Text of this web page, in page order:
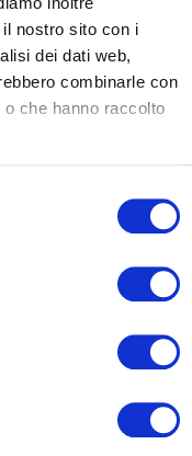
nostro sito con i
dei dati web,
combinarle con
che hanno raccolto
tra i
“Risk
di approfondire il
delle